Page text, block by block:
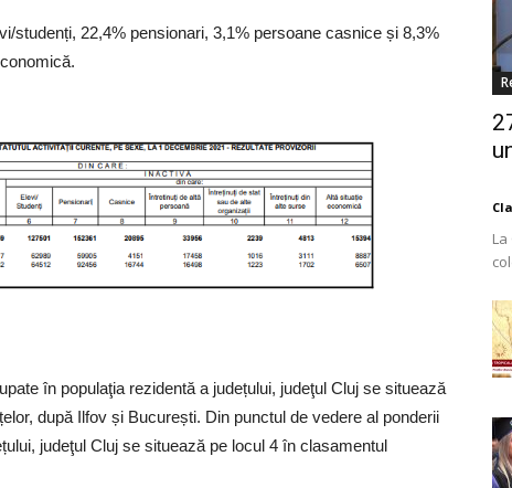
studenți, 22,4% pensionari, 3,1% persoane casnice și 8,3%
în populaţia rezidentă a județului, judeţul Cluj se situează
după Ilfov și București. Din punctul de vedere al ponderii
judeţul Cluj se situează pe locul 4 în clasamentul